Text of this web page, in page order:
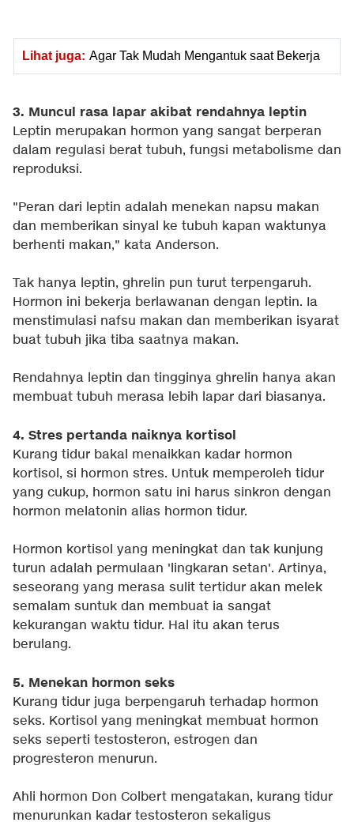
Lihat juga: Agar Tak Mudah Mengantuk saat Bekerja
3. Muncul rasa lapar akibat rendahnya leptin
Leptin merupakan hormon yang sangat berperan
dalam regulasi berat tubuh, fungsi metabolisme dan
reproduksi.
"Peran dari leptin adalah menekan napsu makan
dan memberikan sinyal ke tubuh kapan waktunya
berhenti makan," kata Anderson.
Tak hanya leptin, ghrelin pun turut terpengaruh.
Hormon ini bekerja berlawanan dengan leptin. Ia
menstimulasi nafsu makan dan memberikan isyarat
buat tubuh jika tiba saatnya makan.
Rendahnya leptin dan tingginya ghrelin hanya akan
membuat tubuh merasa lebih lapar dari biasanya.
4. Stres pertanda naiknya kortisol
Kurang tidur bakal menaikkan kadar hormon
kortisol, si hormon stres. Untuk memperoleh tidur
yang cukup, hormon satu ini harus sinkron dengan
hormon melatonin alias hormon tidur.
Hormon kortisol yang meningkat dan tak kunjung
turun adalah permulaan 'lingkaran setan'. Artinya,
seseorang yang merasa sulit tertidur akan melek
semalam suntuk dan membuat ia sangat
kekurangan waktu tidur. Hal itu akan terus
berulang.
5. Menekan hormon seks
Kurang tidur juga berpengaruh terhadap hormon
seks. Kortisol yang meningkat membuat hormon
seks seperti testosteron, estrogen dan
progresteron menurun.
Ahli hormon Don Colbert mengatakan, kurang tidur
menurunkan kadar testosteron sekaligus